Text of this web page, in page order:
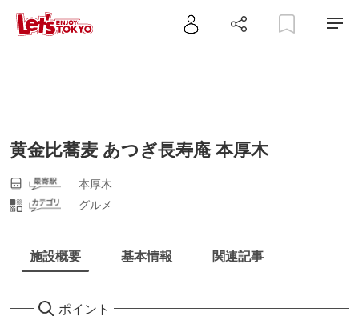
黄金比蕎麦 あつぎ長寿庵 本厚木
本厚木
グルメ
施設概要 基本情報 関連記事
ポイント